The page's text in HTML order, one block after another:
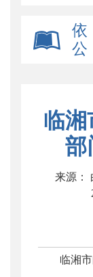
依
临湘
部
来源：
临湘